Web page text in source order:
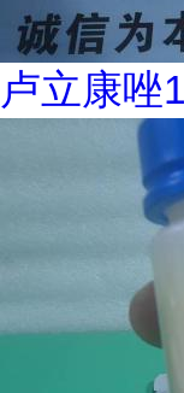
卢立康唑